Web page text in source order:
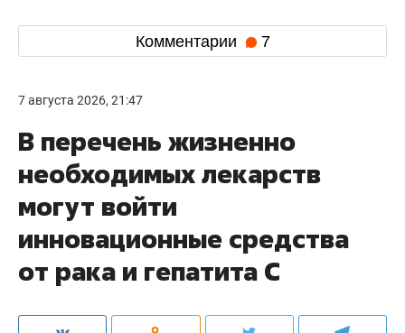
Комментарии 7
7 августа 2026, 21:47
В перечень жизненно
необходимых лекарств
могут войти
инновационные средства
от рака и гепатита С